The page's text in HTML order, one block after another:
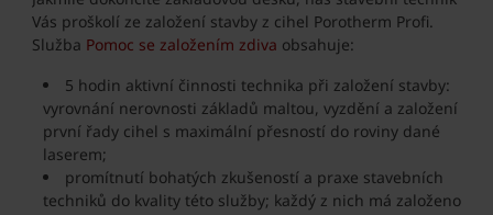
Vás proškolí ze založení stavby z cihel Porotherm Profi.
Služba Pomoc se založením zdiva obsahuje:
5 hodin aktivní činnosti technika při založení stavby:
vyrovnání nerovnosti základů maltou, vyzdění a založení
první řady cihel s maximální přesností do roviny dané
laserem;
promítnutí bohatých zkušeností a praxe stavebních
techniků do kvality této služby; každý z nich má založeno